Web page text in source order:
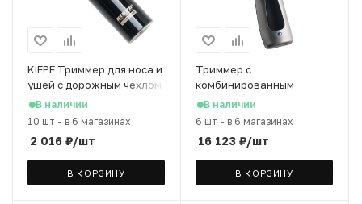
KIEPE Триммер для носа и
ушей с дорожным чехлом
В наличии
10 шт - в 6 магазинах
2 016 ₽/шт
В КОРЗИНУ
Триммер с
комбинированным
питанием Beret
ProLithium
В наличии
6 шт - в 6 магазинах
16 123 ₽/шт
В КОРЗИНУ